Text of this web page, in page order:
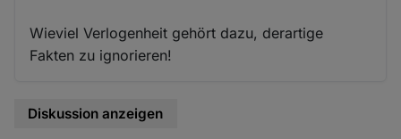
Wieviel Verlogenheit gehört dazu, derartige
Fakten zu ignorieren!
Diskussion anzeigen